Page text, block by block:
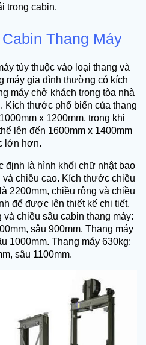
trong cabin.
Thang Máy
tùy thuộc vào loại thang và
máy gia đình thường có kích
máy chở khách trong tòa nhà
Kích thước phổ biến của thang
x 1200mm, trong khi
lên đến 1600mm x 1400mm
lớn hơn.
định là hình khối chữ nhật bao
chiều cao. Kích thước chiều
2200mm, chiều rộng và chiều
để được lên thiết kế chi tiết.
chiều sâu cabin thang máy:
sâu 900mm. Thang máy
1000mm. Thang máy 630kg:
sâu 1100mm.